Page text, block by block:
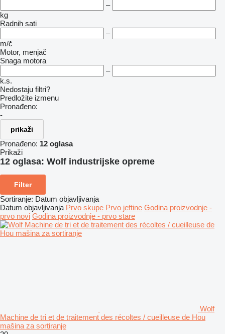
–
kg
Radnih sati
–
m/č
Motor, menjač
Snaga motora
–
k.s.
Nedostaju filtri?
Predložite izmenu
Pronađeno:
-
prikaži
Pronađeno: 12 oglasa
Prikaži
12 oglasa: Wolf industrijske opreme
Filter
Sortiranje: Datum objavljivanja
Datum objavljivanja Prvo skupe Prvo jeftine Godina proizvodnje -
prvo novi Godina proizvodnje - prvo stare
Wolf
Machine de tri et de traitement des récoltes / cueilleuse de Hou
mašina za sortiranje